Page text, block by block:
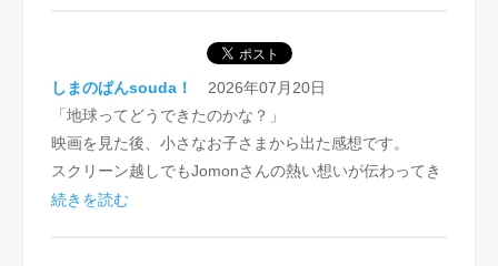
ンスがあったからです。皆様に感謝します。
これからも小さくとも楽しい上映会を無理せず続けてい
ければと思っています。
記念すべき５周年目の回に上映会したのは「みんなのふ
ね」は、勇気をもらえる作品でした。
しまのぱんsouda！
2026年07月20日
「地球ってどうできたのかな？」
映画を見た後、小さなお子さまから出た感想です。
スクリーン越しでもJomonさんの熱い想いが伝わってき
ました。
続きを読む